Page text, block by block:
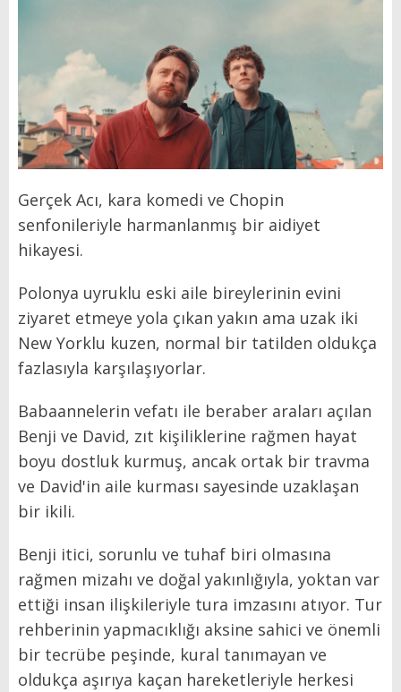
Gerçek Acı, kara komedi ve Chopin
senfonileriyle harmanlanmış bir aidiyet
hikayesi.
Polonya uyruklu eski aile bireylerinin evini
ziyaret etmeye yola çıkan yakın ama uzak iki
New Yorklu kuzen, normal bir tatilden oldukça
fazlasıyla karşılaşıyorlar.
Babaannelerin vefatı ile beraber araları açılan
Benji ve David, zıt kişiliklerine rağmen hayat
boyu dostluk kurmuş, ancak ortak bir travma
ve David'in aile kurması sayesinde uzaklaşan
bir ikili.
Benji itici, sorunlu ve tuhaf biri olmasına
rağmen mizahı ve doğal yakınlığıyla, yoktan var
ettiği insan ilişkileriyle tura imzasını atıyor. Tur
rehberinin yapmacıklığı aksine sahici ve önemli
bir tecrübe peşinde, kural tanımayan ve
oldukça aşırıya kaçan hareketleriyle herkesi